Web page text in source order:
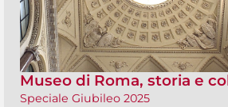
Museo di Roma, storia e
Speciale Giubileo 2025